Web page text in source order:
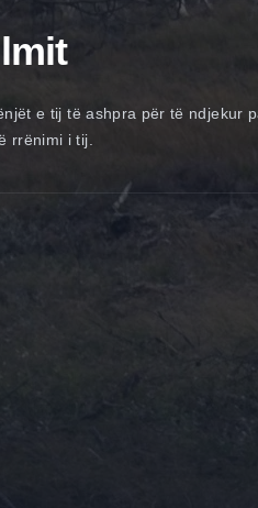
e tij të ashpra për të ndjekur
rrënimi i tij.